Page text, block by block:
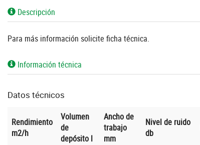
Descripción
Para más información solicite ficha técnica.
Información técnica
Datos técnicos
Rendimiento
m2/h
Volumen
de
depósito l
Ancho de
trabajo
mm
Nivel de ruido
db